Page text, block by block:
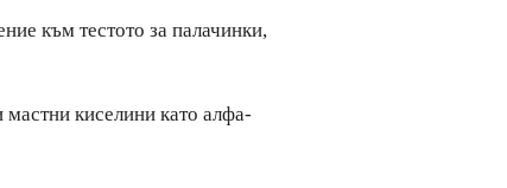
към тестото за палачинки,
киселини като алфа-